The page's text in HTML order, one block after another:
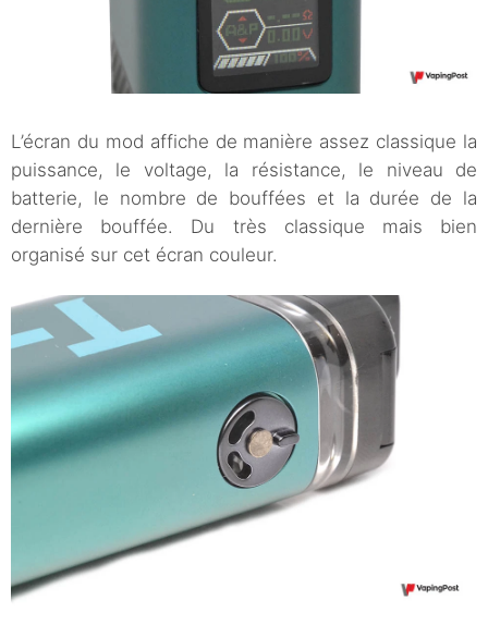
L’écran du mod affiche de manière assez classique la
puissance, le voltage, la résistance, le niveau de
batterie, le nombre de bouffées et la durée de la
dernière bouffée. Du très classique mais bien
organisé sur cet écran couleur.